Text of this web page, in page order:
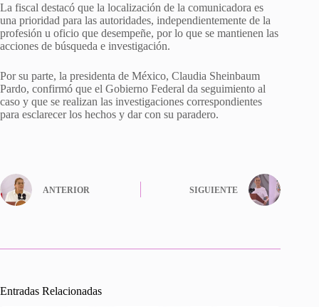
La fiscal destacó que la localización de la comunicadora es
una prioridad para las autoridades, independientemente de la
profesión u oficio que desempeñe, por lo que se mantienen las
acciones de búsqueda e investigación.
Por su parte, la presidenta de México, Claudia Sheinbaum
Pardo, confirmó que el Gobierno Federal da seguimiento al
caso y que se realizan las investigaciones correspondientes
para esclarecer los hechos y dar con su paradero.
ANTERIOR SIGUIENTE
Entradas Relacionadas